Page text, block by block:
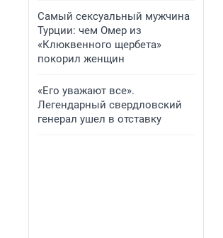
Самый сексуальный мужчина
Турции: чем Омер из
«Клюквенного щербета»
покорил женщин
«Его уважают все».
Легендарный свердловский
генерал ушел в отставку